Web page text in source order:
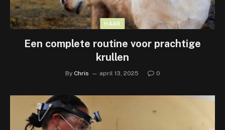
HAAR
Een complete routine voor prachtige
krullen
By Chris april 13, 2025 0